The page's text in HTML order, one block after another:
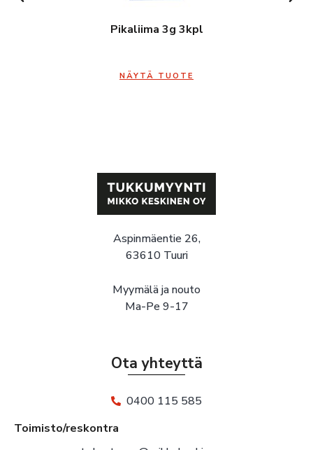
Pikaliima 3g 3kpl
NÄYTÄ TUOTE
Aspinmäentie 26,
63610 Tuuri
Myymälä ja nouto
Ma-Pe 9-17
Ota yhteyttä
0400 115 585
Toimisto/reskontra